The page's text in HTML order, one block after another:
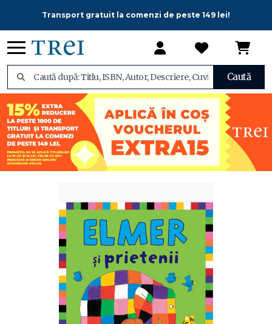
Transport gratuit la comenzi de peste 149 lei!
Caută